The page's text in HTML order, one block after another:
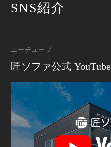
SNS紹介
ユーチューブ
匠ソファ公式 YouTube